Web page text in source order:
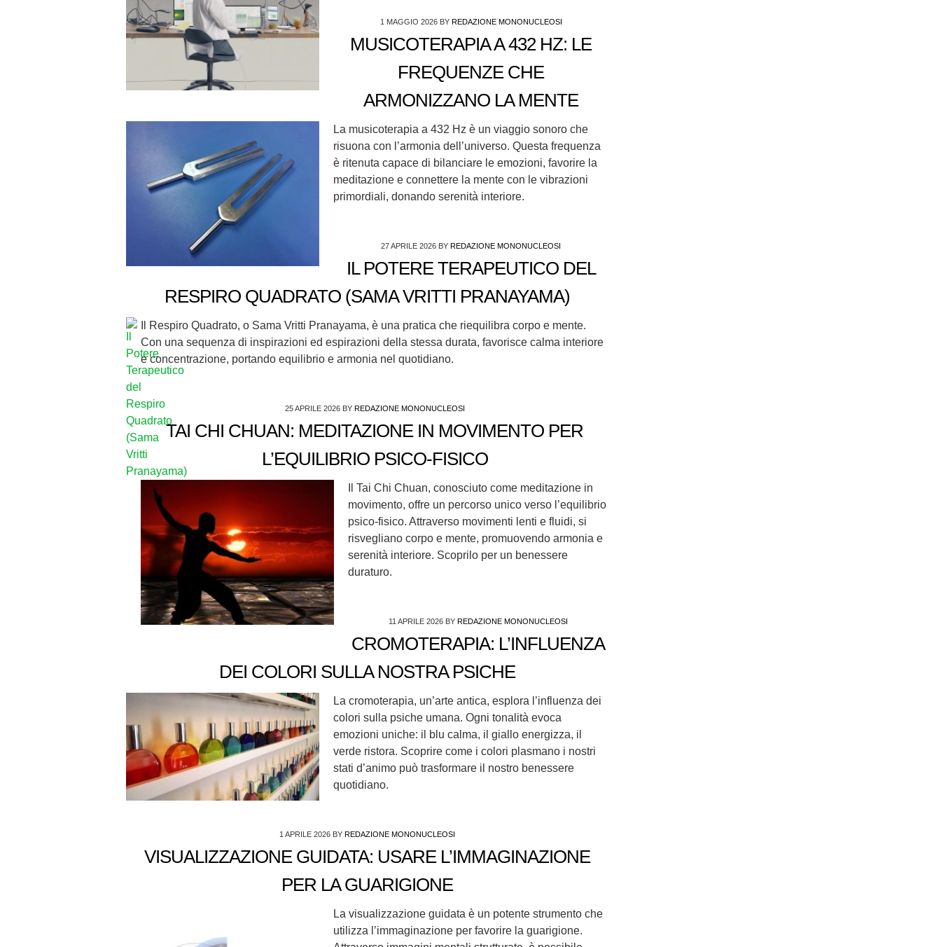
1 MAGGIO 2026BY REDAZIONE MONONUCLEOSI
MUSICOTERAPIA A 432 HZ: LE
FREQUENZE CHE
ARMONIZZANO LA MENTE
La musicoterapia a 432 Hz è un viaggio sonoro che
risuona con l’armonia dell’universo. Questa frequenza
è ritenuta capace di bilanciare le emozioni, favorire la
meditazione e connettere la mente con le vibrazioni
primordiali, donando serenità interiore.
27 APRILE 2026 BYREDAZIONE MONONUCLEOSI
IL POTERE TERAPEUTICO DEL
RESPIRO QUADRATO (SAMA VRITTI PRANAYAMA)
Il Respiro Quadrato, o Sama Vritti Pranayama, è una pratica che riequilibra corpo e mente.
Con una sequenza di inspirazioni ed espirazioni della stessa durata, favorisce calma interiore
e concentrazione, portando equilibrio e armonia nel quotidiano.
25 APRILE 2026BY REDAZIONE MONONUCLEOSI
TAI CHI CHUAN: MEDITAZIONE IN MOVIMENTO PER
L’EQUILIBRIO PSICO-FISICO
Il Tai Chi Chuan, conosciuto come meditazione in
movimento, offre un percorso unico verso l’equilibrio
psico-fisico. Attraverso movimenti lenti e fluidi, si
risvegliano corpo e mente, promuovendo armonia e
serenità interiore. Scoprilo per un benessere
duraturo.
11 APRILE 2026 BYREDAZIONE MONONUCLEOSI
CROMOTERAPIA: L’INFLUENZA
DEI COLORI SULLA NOSTRA PSICHE
La cromoterapia, un’arte antica, esplora l’influenza dei
colori sulla psiche umana. Ogni tonalità evoca
emozioni uniche: il blu calma, il giallo energizza, il
verde ristora. Scoprire come i colori plasmano i nostri
stati d’animo può trasformare il nostro benessere
quotidiano.
1 APRILE 2026 BYREDAZIONE MONONUCLEOSI
VISUALIZZAZIONE GUIDATA: USARE L’IMMAGINAZIONE
PER LA GUARIGIONE
La visualizzazione guidata è un potente strumento che
utilizza l’immaginazione per favorire la guarigione.